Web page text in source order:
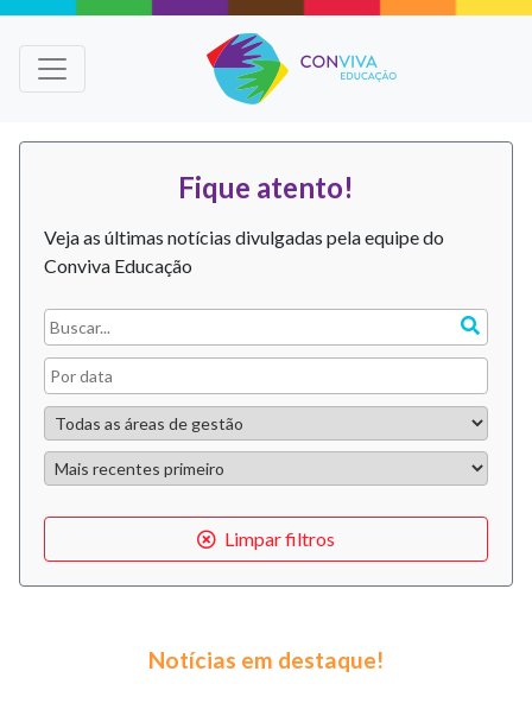
Fique atento!
Veja as últimas notícias divulgadas pela equipe do
Conviva Educação
Limpar filtros
Notícias em destaque!